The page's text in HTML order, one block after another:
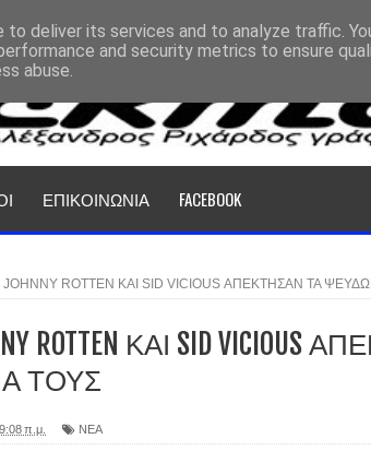
ΕΠΙΚΟΙΝΩΝΙΑ FACEBOOK
JOHNNY ROTTEN ΚΑΙ SID VICIOUS ΑΠΕΚΤΗΣΑΝ ΤΑ
ROTTEN ΚΑΙ SID VICIOUS
ΤΟΥΣ
9:08 π.μ. ΝΕΑ
deliver its services and to analyze traffic.
and security metrics to ensure
abuse.